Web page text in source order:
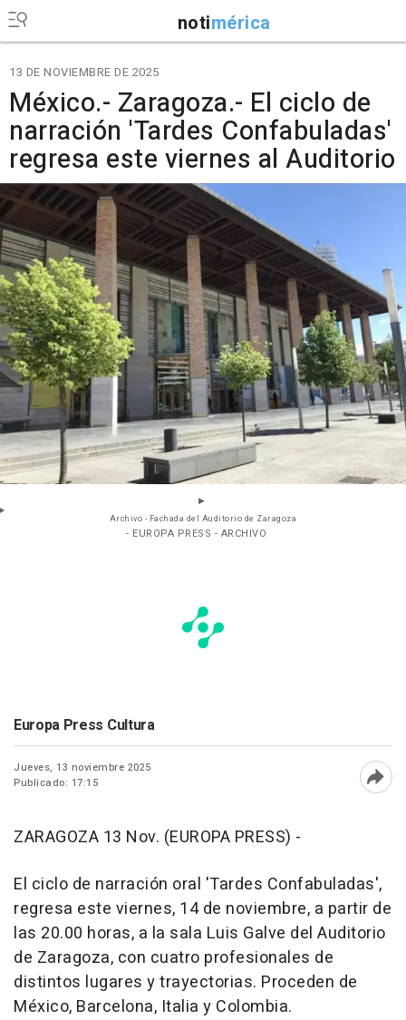
notimérica
13 DE NOVIEMBRE DE 2025
México.- Zaragoza.- El ciclo de
narración 'Tardes Confabuladas'
regresa este viernes al Auditorio
Archivo - Fachada del Auditorio de Zaragoza
- EUROPA PRESS - ARCHIVO
Europa Press Cultura
Jueves, 13 noviembre 2025
Publicado: 17:15
ZARAGOZA 13 Nov. (EUROPA PRESS) -
El ciclo de narración oral 'Tardes Confabuladas',
regresa este viernes, 14 de noviembre, a partir de
las 20.00 horas, a la sala Luis Galve del Auditorio
de Zaragoza, con cuatro profesionales de
distintos lugares y trayectorias. Proceden de
México, Barcelona, Italia y Colombia.